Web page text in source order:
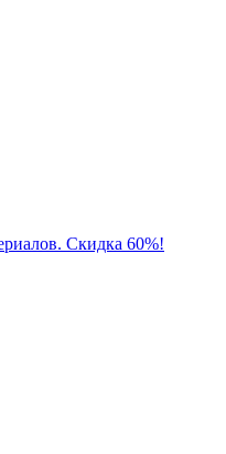
Скидка 60%!